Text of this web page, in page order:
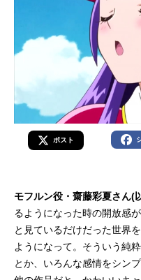
ポスト
モフルン役・齋藤彩夏さん(
るようになった時の開放感
と見ているだけだった世界
ようになって。そういう純
とか、いろんな感情をシン